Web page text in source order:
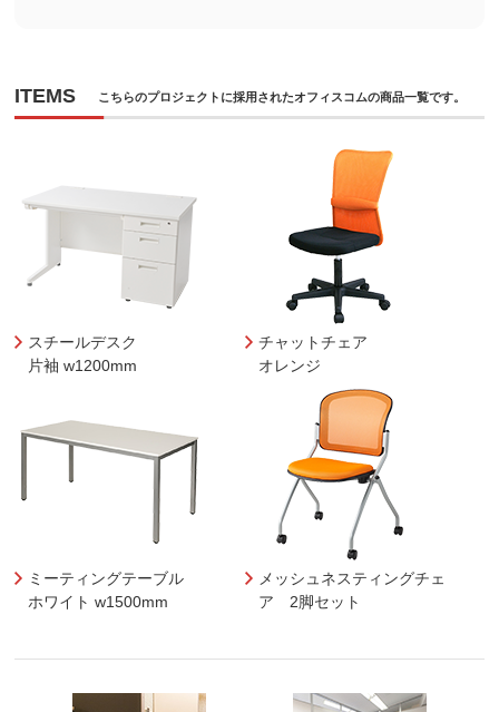
ITEMS こちらのプロジェクトに採用されたオフィスコムの商品一覧です。
スチールデスク
片袖 w1200mm
チャットチェア
オレンジ
ミーティングテーブル
ホワイト w1500mm
メッシュネスティングチェ
ア 2脚セット